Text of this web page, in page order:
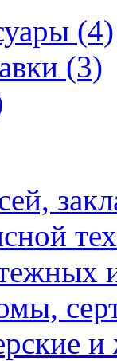
(4)
(3)